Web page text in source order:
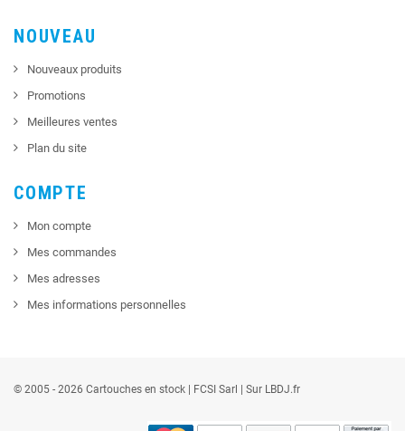
NOUVEAU
Nouveaux produits
Promotions
Meilleures ventes
Plan du site
COMPTE
Mon compte
Mes commandes
Mes adresses
Mes informations personnelles
© 2005 - 2026 Cartouches en stock | FCSI Sarl | Sur LBDJ.fr